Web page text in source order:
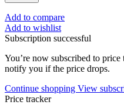
Add to compare
Add to wishlist
Subscription successful
You’re now subscribed to
notify you if the price drops.
Continue shopping View
Price tracker